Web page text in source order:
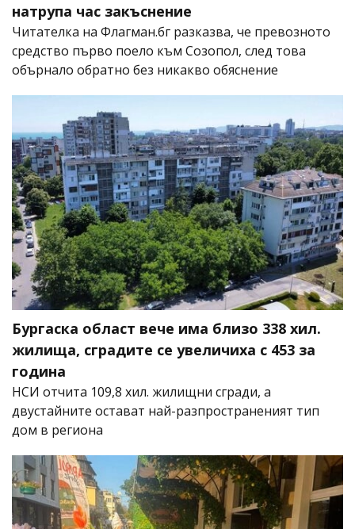
натрупа час закъснение
Читателка на Флагман.бг разказва, че превозното
средство първо поело към Созопол, след това
обърнало обратно без никакво обяснение
Бургаска област вече има близо 338 хил.
жилища, сградите се увеличиха с 453 за
година
НСИ отчита 109,8 хил. жилищни сгради, а
двустайните остават най-разпространеният тип
дом в региона